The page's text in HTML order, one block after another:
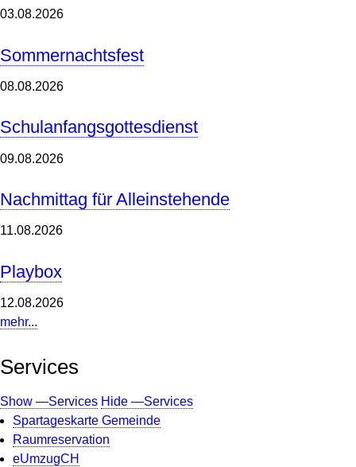
03.08.2026
Sommernachtsfest
08.08.2026
Schulanfangsgottesdienst
09.08.2026
Nachmittag für Alleinstehende
11.08.2026
Playbox
12.08.2026
mehr...
Services
Show —Services Hide —Services
Spartageskarte Gemeinde
Raumreservation
eUmzugCH